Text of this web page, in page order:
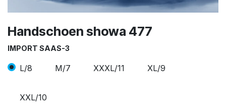
Handschoen showa 477
IMPORT SAAS-3
L/8 M/7 XXXL/11 XL/9
XXL/10